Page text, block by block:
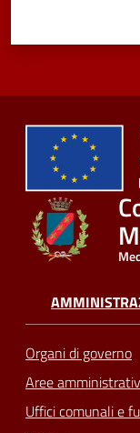
Organi di governo
Aree
Uffici comunali e